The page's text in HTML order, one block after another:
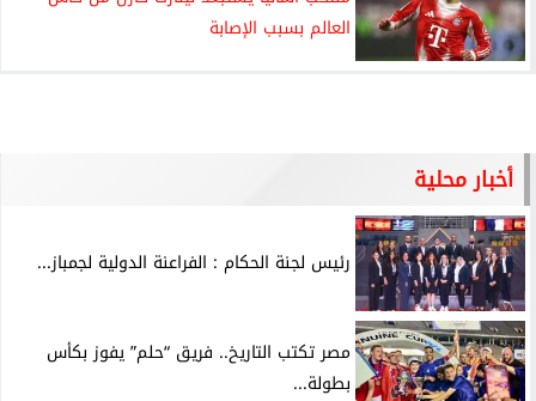
العالم بسبب الإصابة
أخبار محلية
رئيس لجنة الحكام : الفراعنة الدولية لجمباز...
مصر تكتب التاريخ.. فريق “حلم” يفوز بكأس
بطولة...